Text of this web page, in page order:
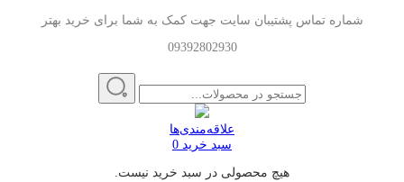
شماره تماس پشتیبان سایت جهت کمک به شما برای خرید بهتر
09392802930
علاقه‌مندی‌ها
سبد خرید 0
هیچ محصولی در سبد خرید نیست.